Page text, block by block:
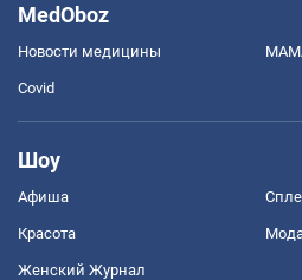
MedOboz
Новости медицины
Covid
Шоу
Афиша
Красота
Женский Журнал